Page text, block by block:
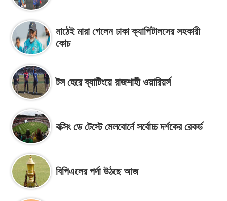
মাঠেই মারা গেলেন ঢাকা ক্যাপিটালসের সহকারী
কোচ
টস হেরে ব্যাটিংয়ে রাজশাহী ওয়ারিয়র্স
বক্সিং ডে টেস্টে মেলবোর্নে সর্বোচ্চ দর্শকের রেকর্ড
বিপিএলের পর্দা উঠছে আজ